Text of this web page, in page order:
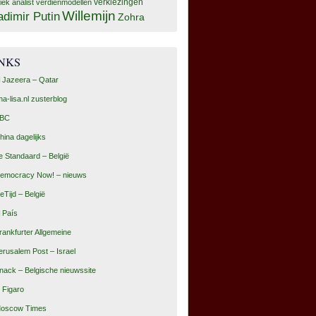
analist verdienmodellen verkiezingen
PutinWillemijn Zohra
Jazeera – Qatar
lisa.nl zusterblog
dagelijks
Standaard – België
Now! – nieuws
– België
País
Allgemeine
Post – Israel
– Belgische nieuwssite
Figaro
Times